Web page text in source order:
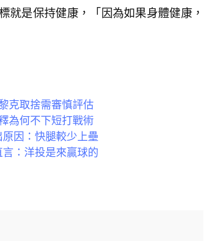
就是保持健康，「因為如果身體健康，
克取捨需審慎評估
為何不下短打戰術
因：快腿較少上壘
：洋投是來贏球的